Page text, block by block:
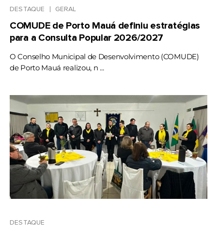
DESTAQUE GERAL
COMUDE de Porto Mauá definiu estratégias
para a Consulta Popular 2026/2027
O Conselho Municipal de Desenvolvimento (COMUDE)
de Porto Mauá realizou, n ...
DESTAQUE